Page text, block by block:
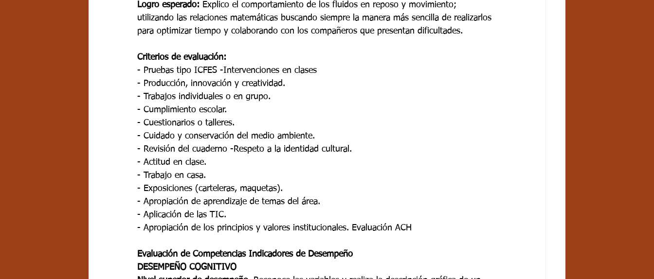
Logro esperado: Explico el comportamiento de los fluidos en reposo y movimiento;
utilizando las relaciones matemáticas buscando siempre la manera más sencilla de realizarlos
para optimizar tiempo y colaborando con los compañeros que presentan dificultades.
Criterios de evaluación:
- Pruebas tipo ICFES -Intervenciones en clases
- Producción, innovación y creatividad.
- Trabajos individuales o en grupo.
- Cumplimiento escolar.
- Cuestionarios o talleres.
- Cuidado y conservación del medio ambiente.
- Revisión del cuaderno -Respeto a la identidad cultural.
- Actitud en clase.
- Trabajo en casa.
- Exposiciones (carteleras, maquetas).
- Apropiación de aprendizaje de temas del área.
- Aplicación de las TIC.
- Apropiación de los principios y valores institucionales. Evaluación ACH
Evaluación de Competencias Indicadores de Desempeño
DESEMPEÑO COGNITIVO